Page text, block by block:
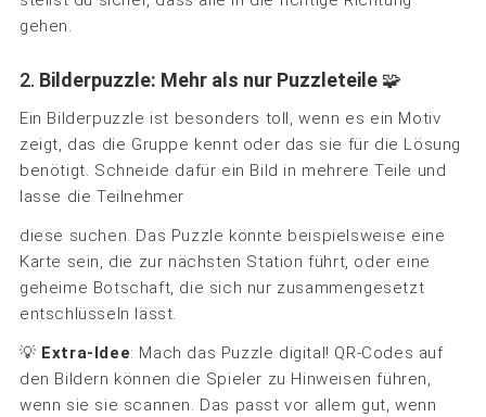
gehen.
2. Bilderpuzzle: Mehr als nur Puzzleteile 🧩
Ein Bilderpuzzle ist besonders toll, wenn es ein Motiv
zeigt, das die Gruppe kennt oder das sie für die Lösung
benötigt. Schneide dafür ein Bild in mehrere Teile und
lasse die Teilnehmer
diese suchen. Das Puzzle könnte beispielsweise eine
Karte sein, die zur nächsten Station führt, oder eine
geheime Botschaft, die sich nur zusammengesetzt
entschlüsseln lässt.
💡 Extra-Idee: Mach das Puzzle digital! QR-Codes auf
den Bildern können die Spieler zu Hinweisen führen,
wenn sie sie scannen. Das passt vor allem gut, wenn